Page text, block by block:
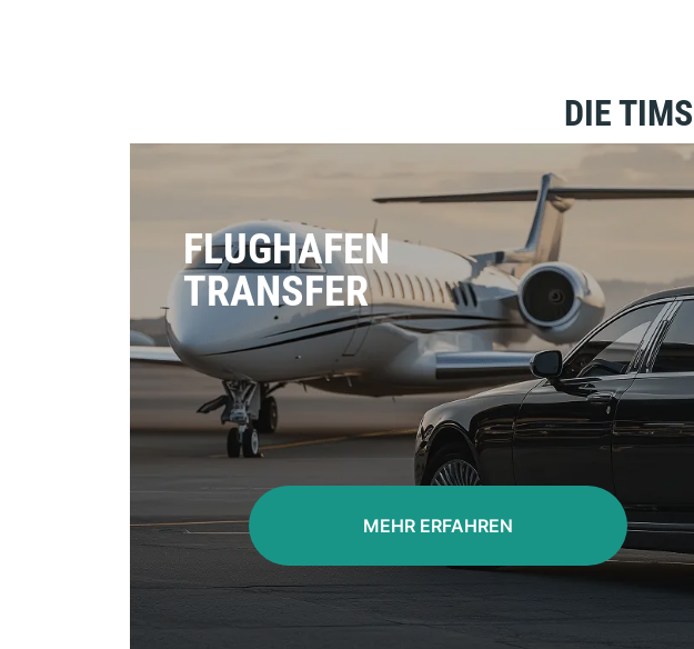
DIE TIMS
FLUGHAFEN
TRANSFER
MEHR ERFAHREN